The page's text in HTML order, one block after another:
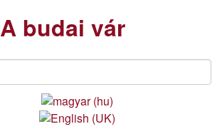
A budai vár